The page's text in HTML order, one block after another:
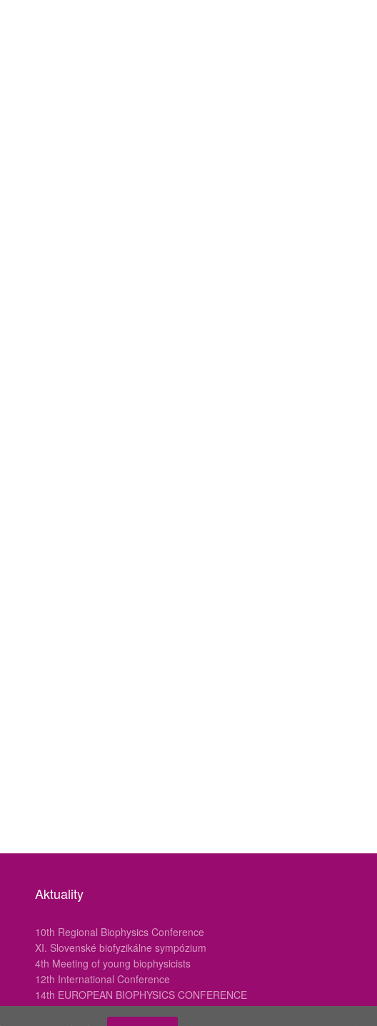
Aktuality
10th Regional Biophysics Conference
XI. Slovenské biofyzikálne sympózium
4th Meeting of young biophysicists
12th International Conference
14th EUROPEAN BIOPHYSICS CONFERENCE